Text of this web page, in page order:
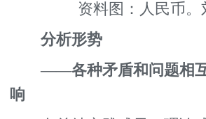
资料图：人民币。
分析形势
——各种矛盾和问题相
响